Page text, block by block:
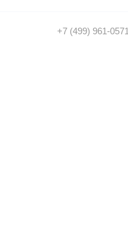
+7 (499) 961-0571